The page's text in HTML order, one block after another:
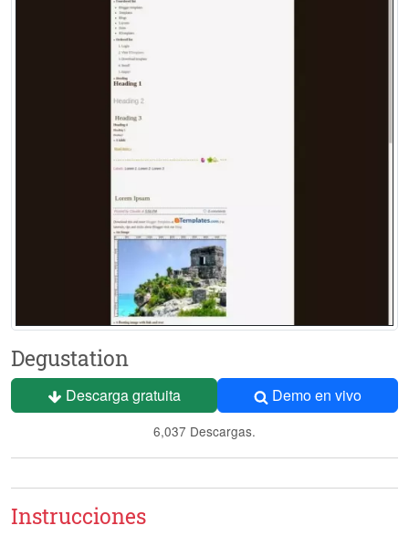
Degustation
Descarga gratuita Demo en vivo
6,037 Descargas.
Instrucciones